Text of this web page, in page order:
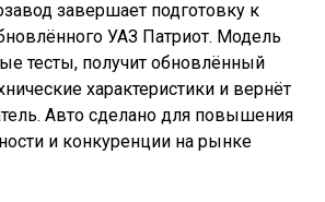
завершает подготовку к
УАЗ Патриот. Модель
тесты, получит обновлённый
характеристики и вернёт
Авто сделано для повышения
и конкуренции на рынке